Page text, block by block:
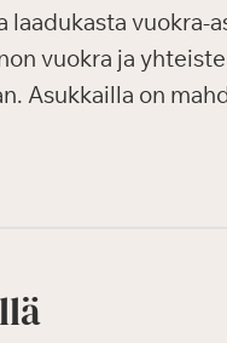
laadukasta
vuokra ja
Asukkailla on